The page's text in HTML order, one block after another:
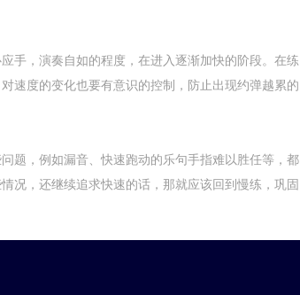
，演奏自如的程度，在进入逐渐加快的阶段。在练
速度的变化也要有意识的控制，防止出现约弹越累的
，例如漏音、快速跑动的乐句手指难以胜任等，都
况，还继续追求快速的话，那就应该回到慢练，巩固